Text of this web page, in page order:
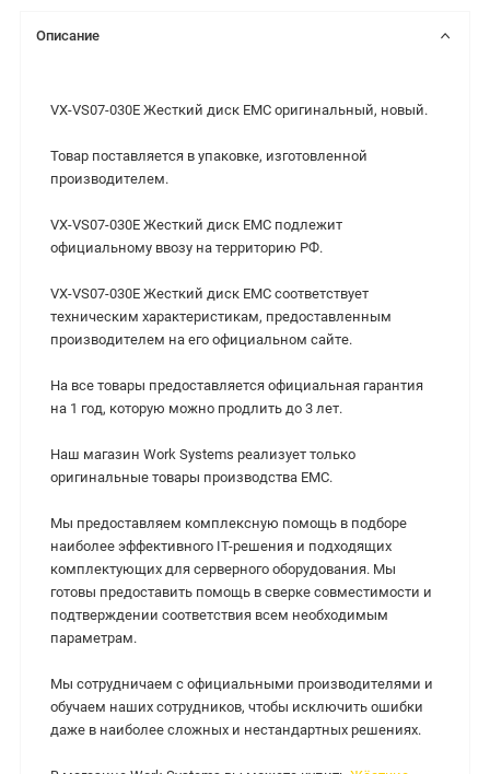
Описание
VX-VS07-030E Жесткий диск EMC оригинальный, новый.
Товар поставляется в упаковке, изготовленной
производителем.
VX-VS07-030E Жесткий диск EMC подлежит
официальному ввозу на территорию РФ.
VX-VS07-030E Жесткий диск EMC cоответствует
техническим характеристикам, предоставленным
производителем на его официальном сайте.
На все товары предоставляется официальная гарантия
на 1 год, которую можно продлить до 3 лет.
Наш магазин Work Systems реализует только
оригинальные товары производства EMC.
Мы предоставляем комплексную помощь в подборе
наиболее эффективного IT-решения и подходящих
комплектующих для серверного оборудования. Мы
готовы предоставить помощь в сверке совместимости и
подтверждении соответствия всем необходимым
параметрам.
Мы сотрудничаем с официальными производителями и
обучаем наших сотрудников, чтобы исключить ошибки
даже в наиболее сложных и нестандартных решениях.